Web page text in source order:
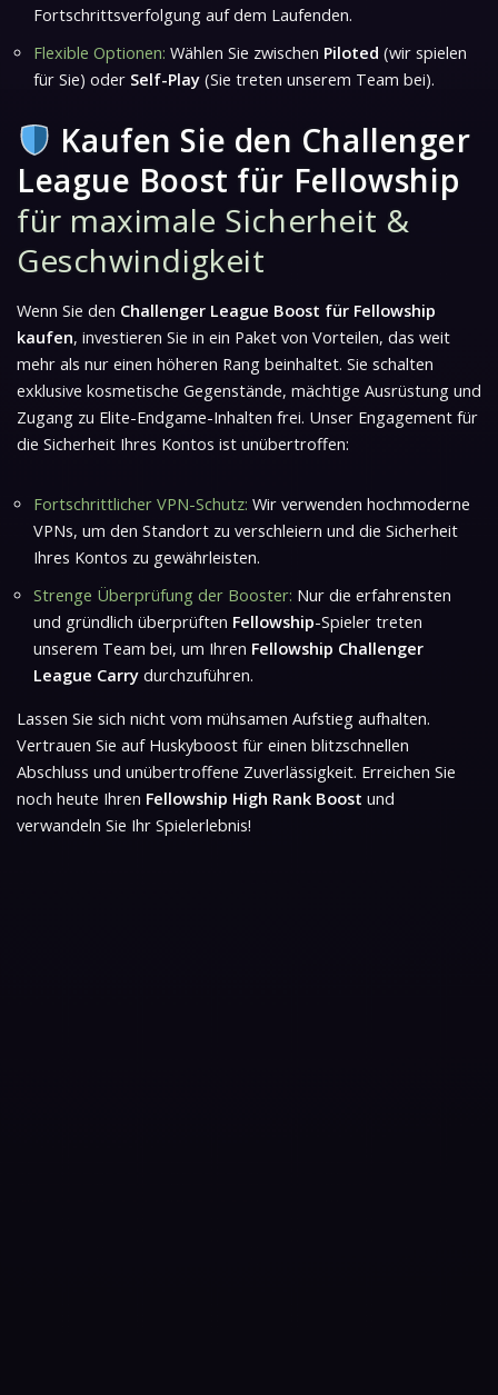
Fortschrittsverfolgung auf dem Laufenden.
Flexible Optionen: Wählen Sie zwischen Piloted (wir spielen
für Sie) oder Self-Play (Sie treten unserem Team bei).
Kaufen Sie den Challenger
League Boost für Fellowship
für maximale Sicherheit &
Geschwindigkeit
Wenn Sie den Challenger League Boost für Fellowship
kaufen, investieren Sie in ein Paket von Vorteilen, das weit
mehr als nur einen höheren Rang beinhaltet. Sie schalten
exklusive kosmetische Gegenstände, mächtige Ausrüstung und
Zugang zu Elite-Endgame-Inhalten frei. Unser Engagement für
die Sicherheit Ihres Kontos ist unübertroffen:
Fortschrittlicher VPN-Schutz: Wir verwenden hochmoderne
VPNs, um den Standort zu verschleiern und die Sicherheit
Ihres Kontos zu gewährleisten.
Strenge Überprüfung der Booster: Nur die erfahrensten
und gründlich überprüften Fellowship-Spieler treten
unserem Team bei, um Ihren Fellowship Challenger
League Carry durchzuführen.
Lassen Sie sich nicht vom mühsamen Aufstieg aufhalten.
Vertrauen Sie auf Huskyboost für einen blitzschnellen
Abschluss und unübertroffene Zuverlässigkeit. Erreichen Sie
noch heute Ihren Fellowship High Rank Boost und
verwandeln Sie Ihr Spielerlebnis!